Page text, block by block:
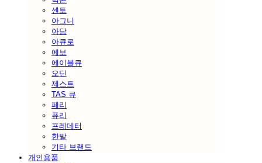
센토
아그니
아담
아큐로
에보
에이블큐
오딘
제스트
TAS 큐
페리
퓨리
프레데터
한밭
기타 브랜드
개인용품